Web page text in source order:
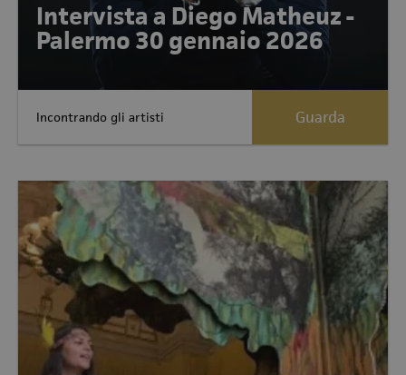
Intervista a Diego Matheuz -
Palermo 30 gennaio 2026
Incontrando gli artisti Guarda